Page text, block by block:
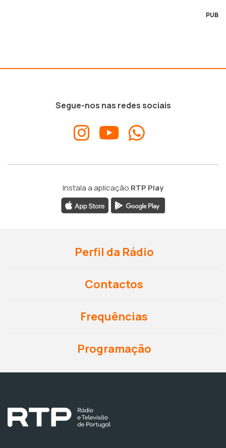
PUB
Segue-nos nas redes sociais
Instala a aplicação RTP Play
Perfil da Rádio
Contactos
Frequências
Programação